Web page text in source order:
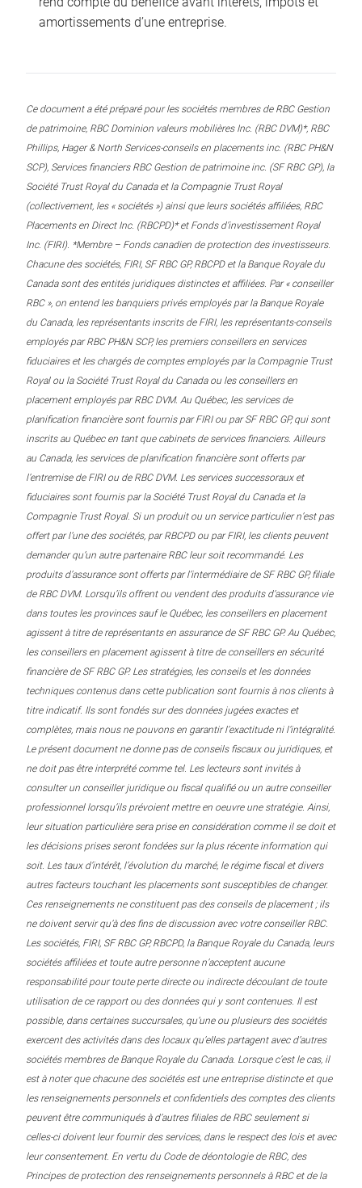
amortissements d’une entreprise.
Ce document a été préparé pour les sociétés membres de RBC Gestion
de patrimoine, RBC Dominion valeurs mobilières Inc. (RBC DVM)*, RBC
Phillips, Hager & North Services-conseils en placements inc. (RBC PH&N
SCP), Services financiers RBC Gestion de patrimoine inc. (SF RBC GP), la
Société Trust Royal du Canada et la Compagnie Trust Royal
(collectivement, les « sociétés ») ainsi que leurs sociétés affiliées, RBC
Placements en Direct Inc. (RBCPD)* et Fonds d’investissement Royal
Inc. (FIRI). *Membre – Fonds canadien de protection des investisseurs.
Chacune des sociétés, FIRI, SF RBC GP, RBCPD et la Banque Royale du
Canada sont des entités juridiques distinctes et affiliées. Par « conseiller
RBC », on entend les banquiers privés employés par la Banque Royale
du Canada, les représentants inscrits de FIRI, les représentants-conseils
employés par RBC PH&N SCP, les premiers conseillers en services
fiduciaires et les chargés de comptes employés par la Compagnie Trust
Royal ou la Société Trust Royal du Canada ou les conseillers en
placement employés par RBC DVM. Au Québec, les services de
planification financière sont fournis par FIRI ou par SF RBC GP, qui sont
inscrits au Québec en tant que cabinets de services financiers. Ailleurs
au Canada, les services de planification financière sont offerts par
l’entremise de FIRI ou de RBC DVM. Les services successoraux et
fiduciaires sont fournis par la Société Trust Royal du Canada et la
Compagnie Trust Royal. Si un produit ou un service particulier n’est pas
offert par l’une des sociétés, par RBCPD ou par FIRI, les clients peuvent
demander qu’un autre partenaire RBC leur soit recommandé. Les
produits d’assurance sont offerts par l’intermédiaire de SF RBC GP, filiale
de RBC DVM. Lorsqu’ils offrent ou vendent des produits d’assurance vie
dans toutes les provinces sauf le Québec, les conseillers en placement
agissent à titre de représentants en assurance de SF RBC GP. Au Québec,
les conseillers en placement agissent à titre de conseillers en sécurité
financière de SF RBC GP. Les stratégies, les conseils et les données
techniques contenus dans cette publication sont fournis à nos clients à
titre indicatif. Ils sont fondés sur des données jugées exactes et
complètes, mais nous ne pouvons en garantir l’exactitude ni l’intégralité.
Le présent document ne donne pas de conseils fiscaux ou juridiques, et
ne doit pas être interprété comme tel. Les lecteurs sont invités à
consulter un conseiller juridique ou fiscal qualifié ou un autre conseiller
professionnel lorsqu’ils prévoient mettre en oeuvre une stratégie. Ainsi,
leur situation particulière sera prise en considération comme il se doit et
les décisions prises seront fondées sur la plus récente information qui
soit. Les taux d’intérêt, l’évolution du marché, le régime fiscal et divers
autres facteurs touchant les placements sont susceptibles de changer.
Ces renseignements ne constituent pas des conseils de placement ; ils
ne doivent servir qu’à des fins de discussion avec votre conseiller RBC.
Les sociétés, FIRI, SF RBC GP, RBCPD, la Banque Royale du Canada, leurs
sociétés affiliées et toute autre personne n’acceptent aucune
responsabilité pour toute perte directe ou indirecte découlant de toute
utilisation de ce rapport ou des données qui y sont contenues. Il est
possible, dans certaines succursales, qu’une ou plusieurs des sociétés
exercent des activités dans des locaux qu’elles partagent avec d’autres
sociétés membres de Banque Royale du Canada. Lorsque c’est le cas, il
est à noter que chacune des sociétés est une entreprise distincte et que
les renseignements personnels et confidentiels des comptes des clients
peuvent être communiqués à d’autres filiales de RBC seulement si
celles-ci doivent leur fournir des services, dans le respect des lois et avec
leur consentement. En vertu du Code de déontologie de RBC, des
Principes de protection des renseignements personnels à RBC et de la